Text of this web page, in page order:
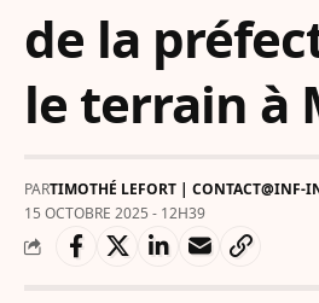
de la
le terrain à
PARTIMOTHÉ LEFORT | CONTACT@INF-
15 OCTOBRE 2025 - 12H39